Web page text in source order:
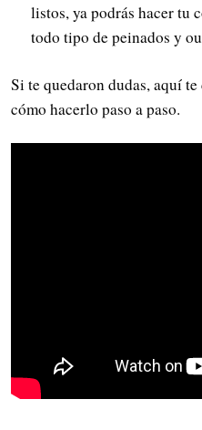
listos, ya podrás hacer tu
todo tipo de peinados y
Si te quedaron dudas, aquí
cómo hacerlo paso a paso.